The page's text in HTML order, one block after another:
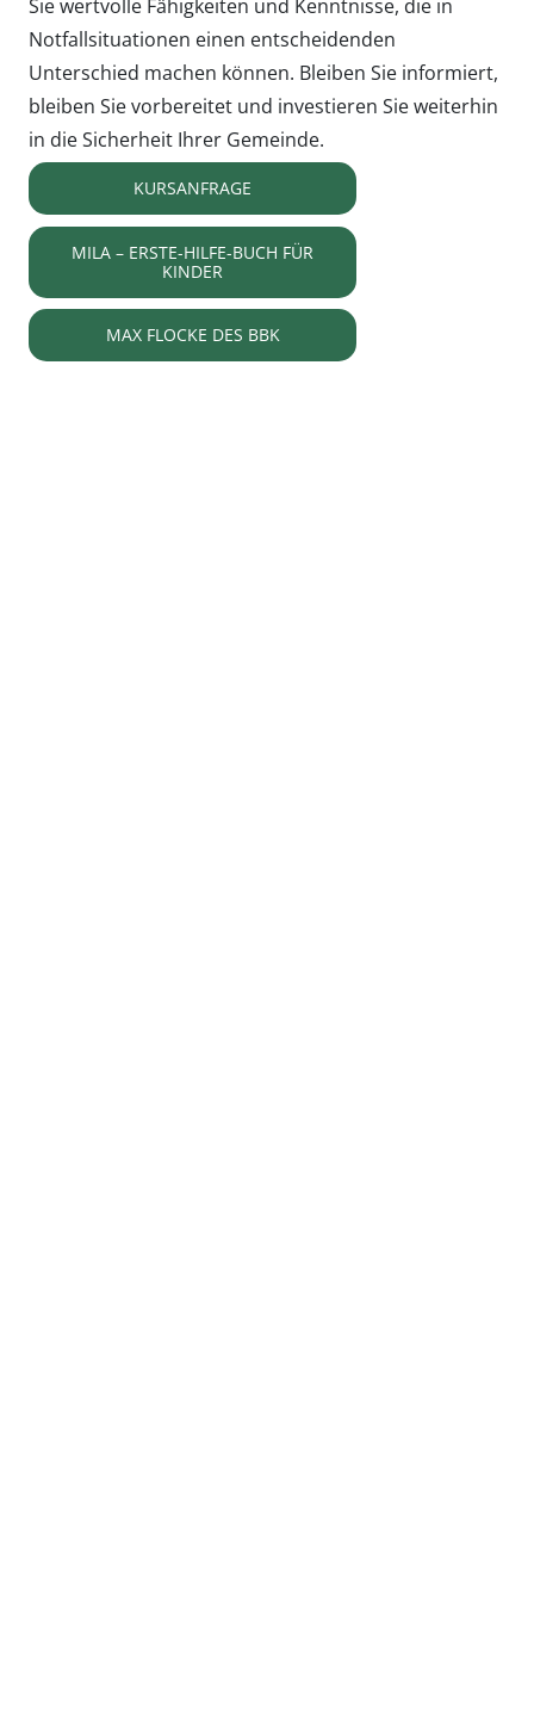
Sie wertvolle Fähigkeiten und Kenntnisse, die in
Notfallsituationen einen entscheidenden
Unterschied machen können. Bleiben Sie informiert,
bleiben Sie vorbereitet und investieren Sie weiterhin
in die Sicherheit Ihrer Gemeinde.
KURSANFRAGE
MILA – ERSTE-HILFE-BUCH FÜR
KINDER
MAX FLOCKE DES BBK